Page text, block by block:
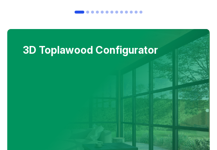
3D Toplawood Configurator